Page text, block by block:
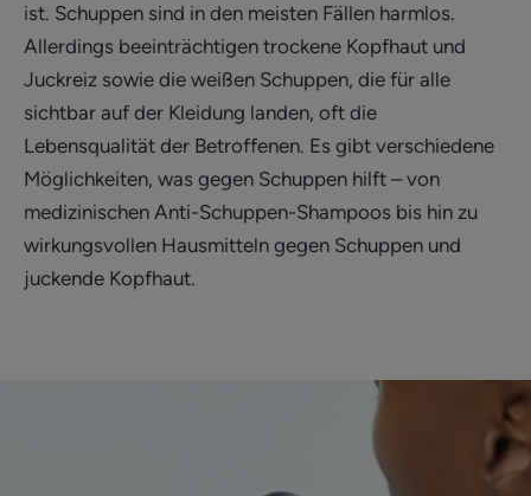
ist. Schuppen sind in den meisten Fällen harmlos.
Allerdings beeinträchtigen trockene Kopfhaut und
Juckreiz sowie die weißen Schuppen, die für alle
sichtbar auf der Kleidung landen, oft die
Lebensqualität der Betroffenen. Es gibt verschiedene
Möglichkeiten, was gegen Schuppen hilft – von
medizinischen Anti-Schuppen-Shampoos bis hin zu
wirkungsvollen Hausmitteln gegen Schuppen und
juckende Kopfhaut.